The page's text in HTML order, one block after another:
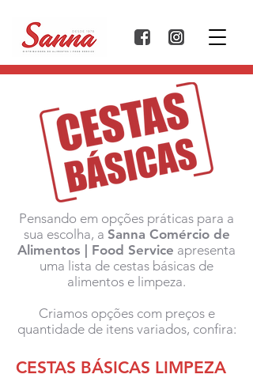
Pensando em opções práticas para a
sua escolha, a Sanna Comércio de
Alimentos | Food Service apresenta
uma lista de cestas básicas de
alimentos e limpeza.
Criamos opções com preços e
quantidade de itens variados, confira:
CESTAS BÁSICAS LIMPEZA